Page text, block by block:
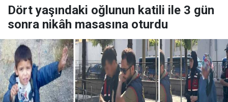
Dört yaşındaki oğlunun katili ile 3 gün
sonra nikâh masasına oturdu